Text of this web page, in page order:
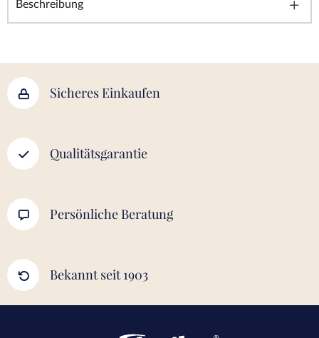
Beschreibung
Sicheres Einkaufen
Qualitätsgarantie
Persönliche Beratung
Bekannt seit 1903